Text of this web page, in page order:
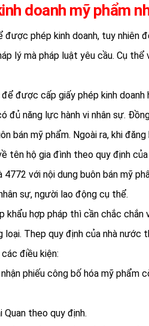
doanh mỹ phẩm
phép kinh doanh, tuy nhiên
lý mà pháp luật yêu cầu. Cụ thể
được cấp giấy phép kinh doanh
đủ năng lực hành vi nhân sự.
bán mỹ phẩm. Ngoài ra, khi
tên hộ gia đình theo quy định của
với nội dung buôn bán mỹ
sự, người lao động cụ thể.
khẩu hợp pháp thì cần chắc
Thep quy định của nhà nước
điều kiện:
phiếu công bố hóa mỹ phẩm
theo quy định.